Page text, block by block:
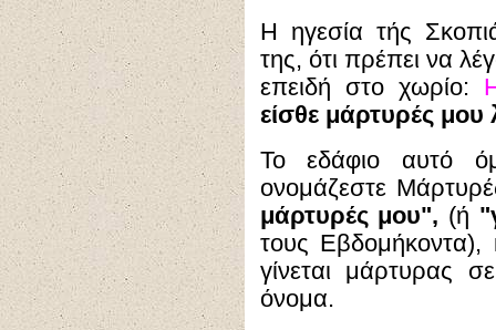
Η ηγεσία τής
της, ότι πρέπει να
επειδή στο χωρίο:
είσθε μάρτυρές μου
Το εδάφιο αυτό
ονομάζεστε
μάρτυρές μου", (ή
τους
γίνεται μάρτυρας
όνομα.